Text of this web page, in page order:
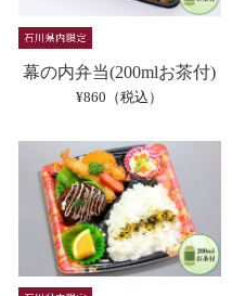
幕の内弁当(200mlお茶付)
¥860（税込）